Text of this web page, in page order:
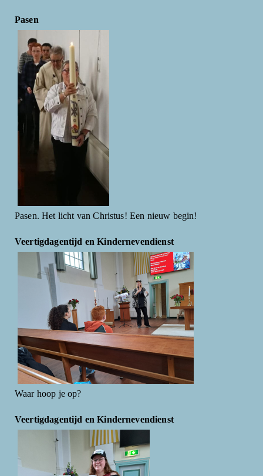
Pasen
Pasen. Het licht van Christus! Een nieuw begin!
Veertigdagentijd en Kindernevendienst
Waar hoop je op?
Veertigdagentijd en Kindernevendienst